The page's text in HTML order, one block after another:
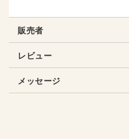
販売者
レビュー
メッセージ